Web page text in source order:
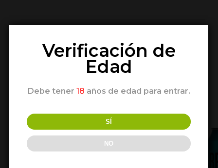
Verificación de
Edad
Debe tener 18 años de edad para entrar.
SÍ
NO